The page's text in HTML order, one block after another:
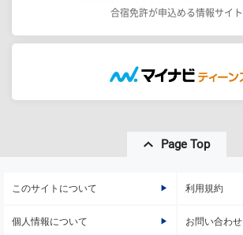
合宿免許が申込める情報サイト
Page Top
このサイトについて 利用規約
個人情報について お問い合わせ